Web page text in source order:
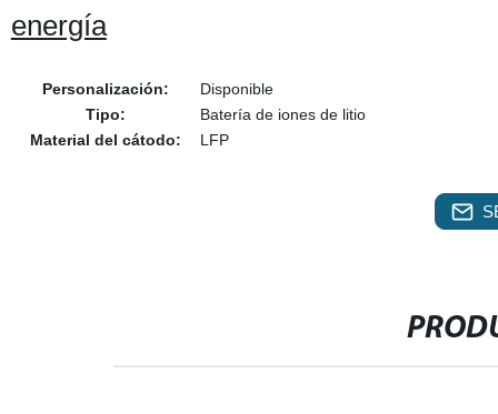
energía
Personalización:
Disponible
Tipo:
Batería de iones de litio
Material del cátodo:
LFP